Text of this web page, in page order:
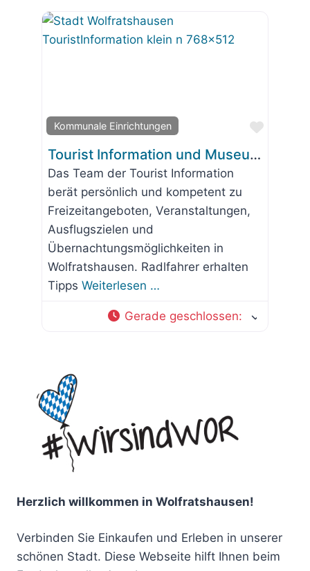
Kommunale Einrichtungen
Favorit
Tourist Information und Museum Wolfratshausen
Das Team der Tourist Information
berät persönlich und kompetent zu
Freizeitangeboten, Veranstaltungen,
Ausflugszielen und
Übernachtungsmöglichkeiten in
Wolfratshausen. Radlfahrer erhalten
Tipps Weiterlesen …
Gerade geschlossen:
Herzlich willkommen in Wolfratshausen!
Verbinden Sie Einkaufen und Erleben in unserer
schönen Stadt. Diese Webseite hilft Ihnen beim